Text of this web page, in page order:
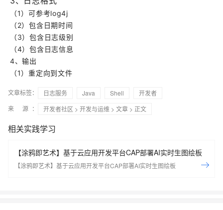
（1）可参考log4j
（2）包含日期时间
（3）包含日志级别
（4）包含日志信息
4、输出
（1）重定向到文件
文章标签： 日志服务 Java Shell
开发者
来 源：
开发者社区 > 开发与运维 > 文章 > 正文
相关实践学习
【涂鸦即艺术】基于云应用开发平台CAP部署AI实时生图绘板
【涂鸦即艺术】基于云应用开发平台CAP部署AI实时生图绘板